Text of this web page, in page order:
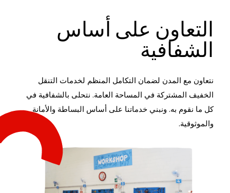
التعاون على أساس
الشفافية
نتعاون مع المدن لضمان التكامل المنظم لخدمات التنقل
الخفيف المشتركة في المساحة العامة. نتحلى بالشفافية في
كل ما نقوم به. ونبني خدماتنا على أساس البساطة والأمانة
والموثوقية.